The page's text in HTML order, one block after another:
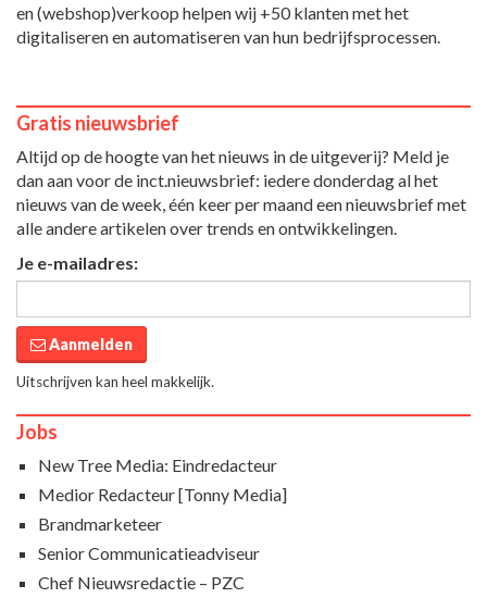
en (webshop)verkoop helpen wij +50 klanten met het
digitaliseren en automatiseren van hun bedrijfsprocessen.
Gratis nieuwsbrief
Altijd op de hoogte van het nieuws in de uitgeverij? Meld je
dan aan voor de inct.nieuwsbrief: iedere donderdag al het
nieuws van de week, één keer per maand een nieuwsbrief met
alle andere artikelen over trends en ontwikkelingen.
Je e-mailadres:
Aanmelden
Uitschrijven kan heel makkelijk.
Jobs
New Tree Media: Eindredacteur
Medior Redacteur [Tonny Media]
Brandmarketeer
Senior Communicatieadviseur
Chef Nieuwsredactie – PZC